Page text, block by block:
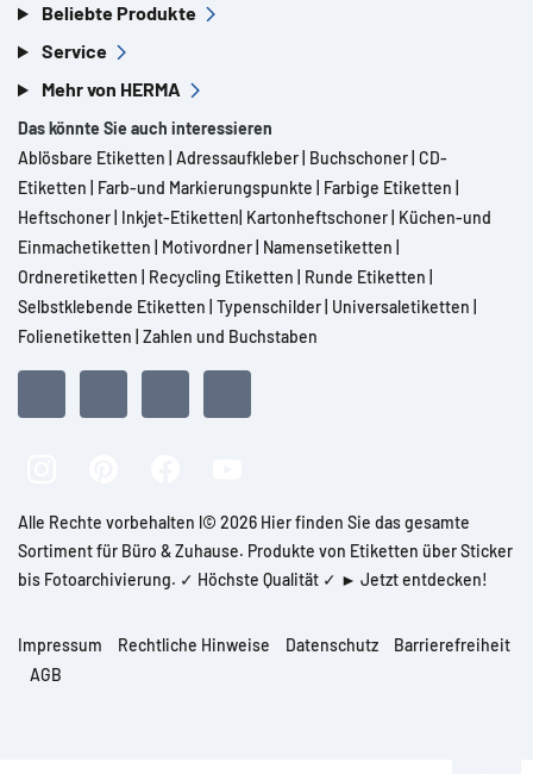
Beliebte Produkte
Service
Mehr von HERMA
Das könnte Sie auch interessieren
Ablösbare Etiketten Adressaufkleber Buchschoner CD-
Etiketten
Farb-und Markierungspunkte Farbige Etiketten
Heftschoner Inkjet-Etiketten Kartonheftschoner Küchen-und
Einmachetiketten
Motivordner Namensetiketten
Ordneretiketten
Recycling Etiketten Runde Etiketten
Selbstklebende Etiketten Typenschilder Universaletiketten
Folienetiketten Zahlen und Buchstaben
Alle Rechte vorbehalten l© 2026 Hier finden Sie das gesamte
Sortiment für Büro & Zuhause. Produkte von Etiketten über Sticker
bis Fotoarchivierung. ✓ Höchste Qualität ✓ ► Jetzt entdecken!
Impressum Rechtliche Hinweise Datenschutz
Barrierefreiheit
AGB